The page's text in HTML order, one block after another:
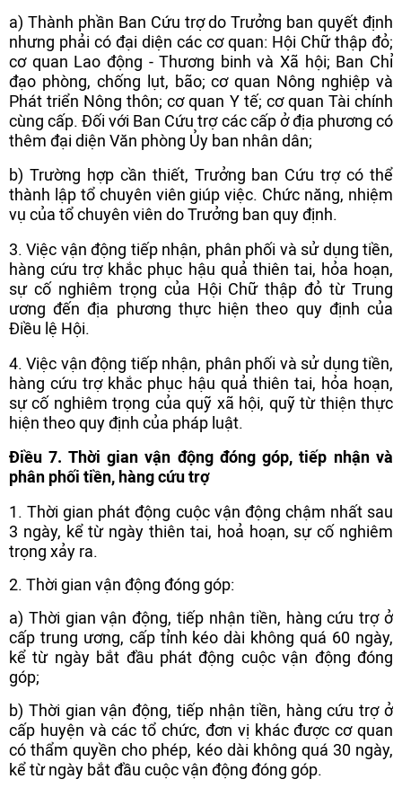
a) Thành phần Ban Cứu trợ do Trưởng ban quyết định
nhưng phải có đại diện các cơ quan: Hội Chữ thập đỏ;
cơ quan Lao động - Thương binh và Xã hội; Ban Chỉ
đạo phòng, chống lụt, bão; cơ quan Nông nghiệp và
Phát triển Nông thôn; cơ quan Y tế; cơ quan Tài chính
cùng cấp. Đối với Ban Cứu trợ các cấp ở địa phương có
thêm đại diện Văn phòng Ủy ban nhân dân;
b) Trường hợp cần thiết, Trưởng ban Cứu trợ có thể
thành lập tổ chuyên viên giúp việc. Chức năng, nhiệm
vụ của tổ chuyên viên do Trưởng ban quy định.
3. Việc vận động tiếp nhận, phân phối và sử dụng tiền,
hàng cứu trợ khắc phục hậu quả thiên tai, hỏa hoạn,
sự cố nghiêm trọng của Hội Chữ thập đỏ từ Trung
ương đến địa phương thực hiện theo quy định của
Điều lệ Hội.
4. Việc vận động tiếp nhận, phân phối và sử dụng tiền,
hàng cứu trợ khắc phục hậu quả thiên tai, hỏa hoạn,
sự cố nghiêm trọng của quỹ xã hội, quỹ từ thiện thực
hiện theo quy định của pháp luật.
Điều 7. Thời gian vận động đóng góp, tiếp nhận và
phân phối tiền, hàng cứu trợ
1. Thời gian phát động cuộc vận động chậm nhất sau
3 ngày, kể từ ngày thiên tai, hoả hoạn, sự cố nghiêm
trọng xảy ra.
2. Thời gian vận động đóng góp:
a) Thời gian vận động, tiếp nhận tiền, hàng cứu trợ ở
cấp trung ương, cấp tỉnh kéo dài không quá 60 ngày,
kể từ ngày bắt đầu phát động cuộc vận động đóng
góp;
b) Thời gian vận động, tiếp nhận tiền, hàng cứu trợ ở
cấp huyện và các tổ chức, đơn vị khác được cơ quan
có thẩm quyền cho phép, kéo dài không quá 30 ngày,
kể từ ngày bắt đầu cuộc vận động đóng góp.